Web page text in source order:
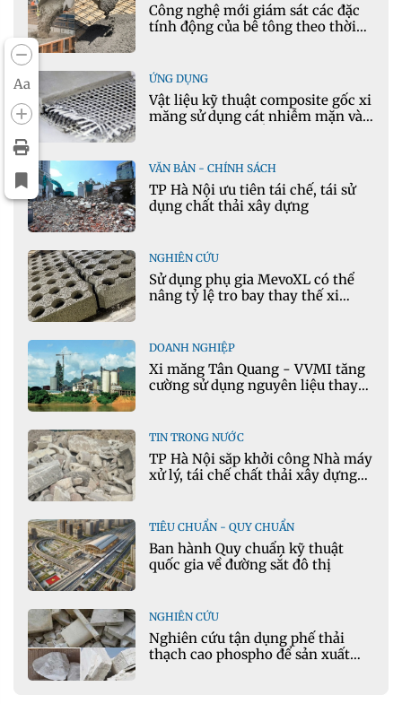
Aa
Công nghệ mới giám sát các đặc
tính động của bê tông theo thời
ỨNG DỤNG
Vật liệu kỹ thuật composite gốc xi
măng sử dụng cát nhiễm mặn và
VĂN BẢN - CHÍNH SÁCH
TP Hà Nội ưu tiên tái chế, tái sử
dụng chất thải xây dựng
NGHIÊN CỨU
Sử dụng phụ gia MevoXL có thể
nâng tỷ lệ tro bay thay thế xi
DOANH NGHIỆP
Xi măng Tân Quang - VVMI tăng
cường sử dụng nguyên liệu thay
TIN TRONG NƯỚC
TP Hà Nội sắp khởi công Nhà máy
xử lý, tái chế chất thải xây dựng
TIÊU CHUẨN - QUY CHUẨN
Ban hành Quy chuẩn kỹ thuật
quốc gia về đường sắt đô thị
NGHIÊN CỨU
Nghiên cứu tận dụng phế thải
thạch cao phospho để sản xuất